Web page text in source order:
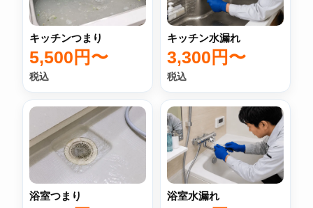
キッチンつまり
5,500円〜
税込
キッチン水漏れ
3,300円〜
税込
浴室つまり 浴室水漏れ